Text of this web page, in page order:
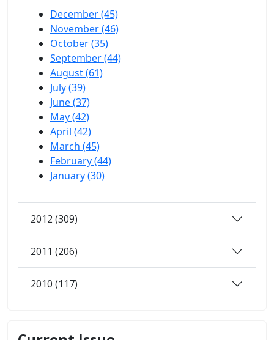
December (45)
November (46)
October (35)
September (44)
August (61)
July (39)
June (37)
May (42)
April (42)
March (45)
February (44)
January (30)
2012 (309)
2011 (206)
2010 (117)